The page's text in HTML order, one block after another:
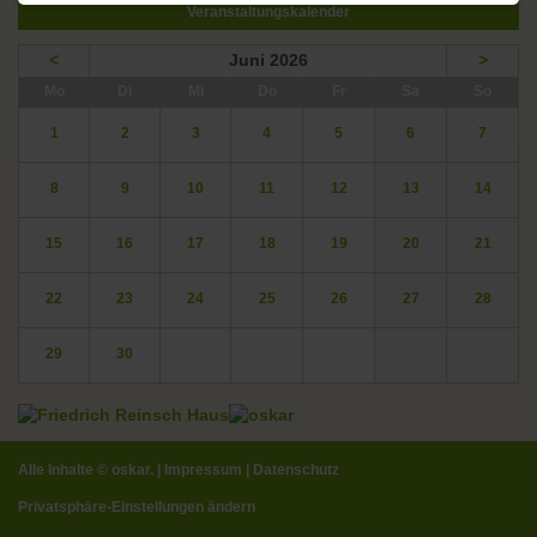
Veranstaltungskalender
< Juni 2026 >
1 2 3 4 5 6 7
8 9 10 11 12 13 14
15 16 17 18 19 20 21
22 23 24 25 26 27 28
29 30
Alle Inhalte © oskar. Impressum Datenschutz
Privatsphäre-Einstellungen ändern